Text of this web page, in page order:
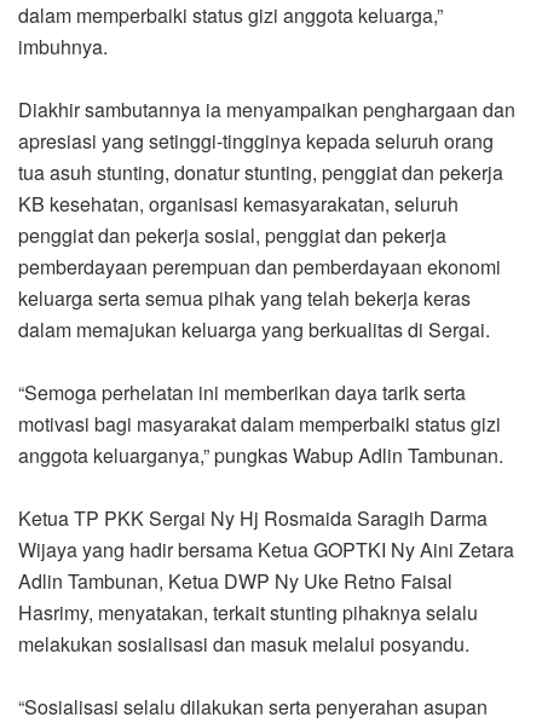
dalam memperbaiki status gizi anggota keluarga,”
imbuhnya.
Diakhir sambutannya ia menyampaikan penghargaan dan
apresiasi yang setinggi-tingginya kepada seluruh orang
tua asuh stunting, donatur stunting, penggiat dan pekerja
KB kesehatan, organisasi kemasyarakatan, seluruh
penggiat dan pekerja sosial, penggiat dan pekerja
pemberdayaan perempuan dan pemberdayaan ekonomi
keluarga serta semua pihak yang telah bekerja keras
dalam memajukan keluarga yang berkualitas di Sergai.
“Semoga perhelatan ini memberikan daya tarik serta
motivasi bagi masyarakat dalam memperbaiki status gizi
anggota keluarganya,” pungkas Wabup Adlin Tambunan.
Ketua TP PKK Sergai Ny Hj Rosmaida Saragih Darma
Wijaya yang hadir bersama Ketua GOPTKI Ny Aini Zetara
Adlin Tambunan, Ketua DWP Ny Uke Retno Faisal
Hasrimy, menyatakan, terkait stunting pihaknya selalu
melakukan sosialisasi dan masuk melalui posyandu.
“Sosialisasi selalu dilakukan serta penyerahan asupan